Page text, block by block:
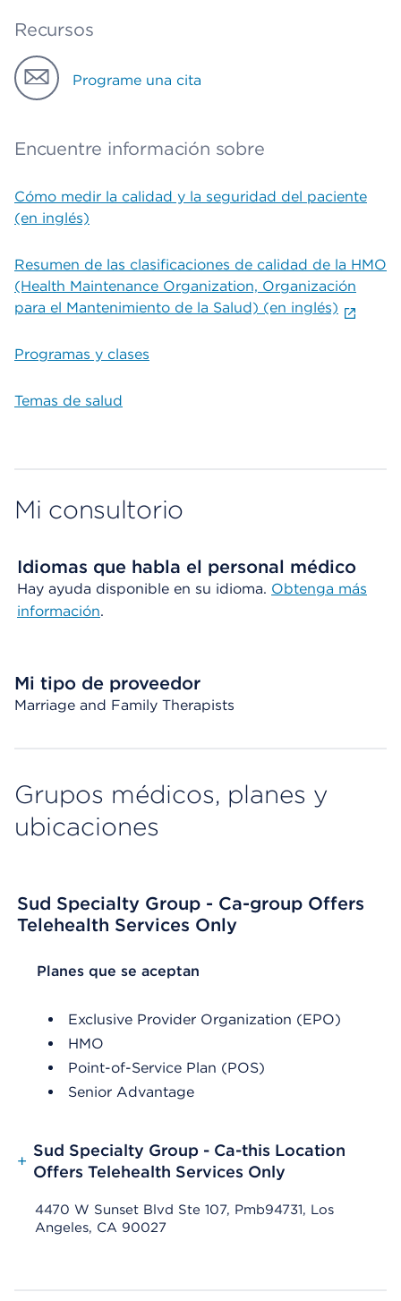
Recursos
Programe una cita
Encuentre información sobre
Cómo medir la calidad y la seguridad del paciente
(en inglés)
Resumen de las clasificaciones de calidad de la HMO
(Health Maintenance Organization, Organización
para el Mantenimiento de la Salud) (en inglés)
Programas y clases
Temas de salud
Mi consultorio
Idiomas que habla el personal médico
Hay ayuda disponible en su idioma. Obtenga más
información.
Mi tipo de proveedor
Marriage and Family Therapists
Grupos médicos, planes y
ubicaciones
Sud Specialty Group - Ca-group Offers
Telehealth Services Only
List Header Planes que se aceptan
Planes que se aceptan
Exclusive Provider Organization (EPO)
HMO
Point-of-Service Plan (POS)
Senior Advantage
+
Sud Specialty Group - Ca-this Location
Offers Telehealth Services Only
4470 W Sunset Blvd Ste 107, Pmb94731, Los
Angeles, CA 90027